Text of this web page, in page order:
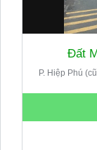
Đất
P. Hiệp Phú